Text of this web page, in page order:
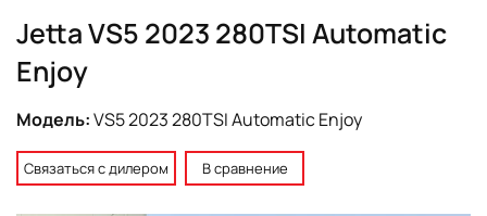
Jetta VS5 2023 280TSI Automatic
Enjoy
Модель:VS5 2023 280TSI Automatic Enjoy
Связаться с дилером В сравнение